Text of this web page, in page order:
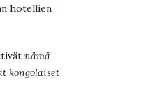
hotellien
nämä
kongolaiset